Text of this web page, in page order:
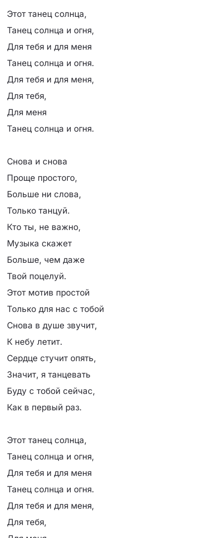
Этот танец солнца,
Танец солнца и огня,
Для тебя и для меня
Танец солнца и огня.
Для тебя и для меня,
Для тебя,
Для меня
Танец солнца и огня.
Снова и снова
Проще простого,
Больше ни слова,
Только танцуй.
Кто ты, не важно,
Музыка скажет
Больше, чем даже
Твой поцелуй.
Этот мотив простой
Только для нас с тобой
Снова в душе звучит,
К небу летит.
Сердце стучит опять,
Значит, я танцевать
Буду с тобой сейчас,
Как в первый раз.
Этот танец солнца,
Танец солнца и огня,
Для тебя и для меня
Танец солнца и огня.
Для тебя и для меня,
Для тебя,